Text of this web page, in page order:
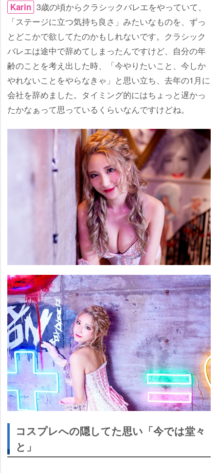
Karin 3歳の頃からクラシックバレエをやっていて、
「ステージに立つ気持ち良さ」みたいなものを、ずっ
とどこかで欲してたのかもしれないです。クラシック
バレエは途中で辞めてしまったんですけど、自分の年
齢のことを考え出した時、「今やりたいこと、今しか
れないことをやらなきゃ」と思い立ち、去年の1月に
会社を辞めました。タイミング的にはちょっと遅かっ
たかなぁって思っているくらいなんですけどね。
コスプレへの隠してた思い「今では堂々
と」